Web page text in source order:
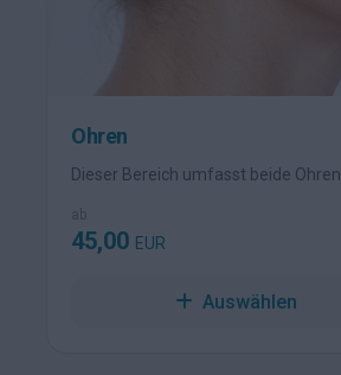
Ohren
Dieser Bereich umfasst beide Ohren.
ab
45,00 EUR
Auswählen